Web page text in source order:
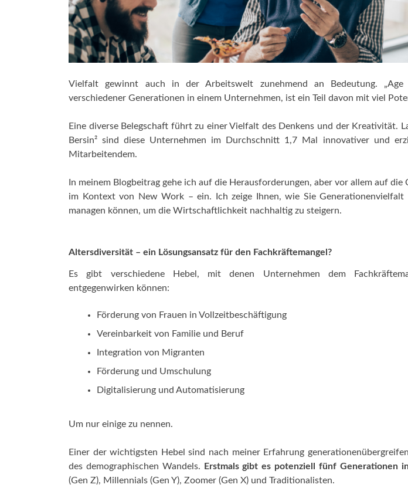
Vielfalt gewinnt auch in der Arbeitswelt zunehmend an Bedeutung. „Age
verschiedener Generationen in einem Unternehmen, ist ein Teil davon mit viel
Eine diverse Belegschaft führt zu einer Vielfalt des Denkens und der Kreativität.
Bersin² sind diese Unternehmen im Durchschnitt 1,7 Mal innovativer und
Mitarbeitendem.
In meinem Blogbeitrag gehe ich auf die Herausforderungen, aber vor allem auf
im Kontext von New Work – ein. Ich zeige Ihnen, wie Sie Generationenvielfalt
managen können, um die Wirtschaftlichkeit nachhaltig zu steigern.
Altersdiversität – ein Lösungsansatz für den Fachkräftemangel?
Es gibt verschiedene Hebel, mit denen Unternehmen dem
entgegenwirken können:
Förderung von Frauen in Vollzeitbeschäftigung
Vereinbarkeit von Familie und Beruf
Integration von Migranten
Förderung und Umschulung
Digitalisierung und Automatisierung
Um nur einige zu nennen.
Einer der wichtigsten Hebel sind nach meiner Erfahrung
des demographischen Wandels.
Erstmals gibt es potenziell fünf Generationen
(Gen Z), Millennials (Gen Y), Zoomer (Gen X) und Traditionalisten.